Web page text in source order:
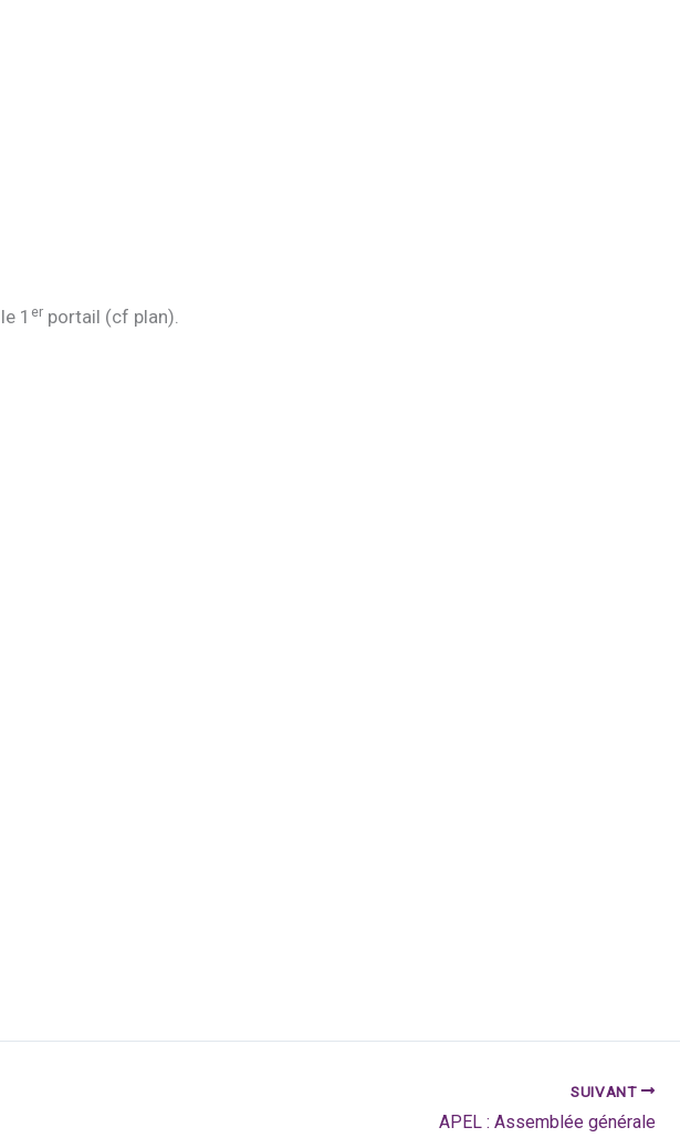
1 er portail (cf plan).
SUIVANT
APEL : Assemblée générale